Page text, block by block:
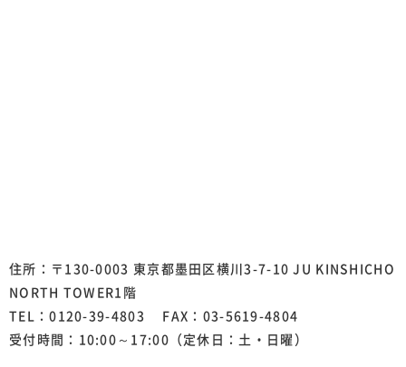
住所：〒130-0003 東京都墨田区横川3-7-10 JU KINSHICHO
NORTH TOWER1階
TEL：0120-39-4803 FAX：03-5619-4804
受付時間：10:00～17:00（定休日：土・日曜）